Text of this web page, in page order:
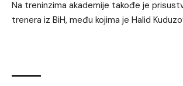
Na treninzima akademije takođe je
trenera iz BiH, među kojima je Halid